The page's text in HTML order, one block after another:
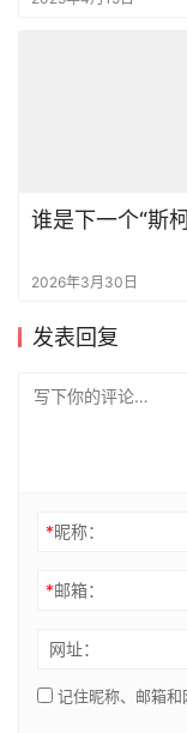
谁是下一个“斯柯
2026年3月30日
发表回复
*昵称：
*邮箱：
网址：
记住昵称、邮箱和